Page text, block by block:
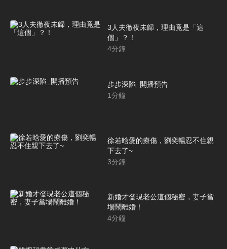
3人夫徹夜未歸，理由竟是「這
個」？！
4分鐘
步步深陷_開播預告
1分鐘
徐若晗愛的療傷，劉奕暢忍不住親
下去了~
3分鐘
新婚才發現老公這個秘密，妻子當
場鬧離婚！
4分鐘